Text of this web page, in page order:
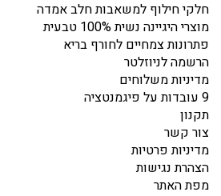
חלקי חילוף למשאבות חלב אמדה
מוצרי היגיינה נשית 100% טבעית
פתרונות צמחיים לחורף בריא
הרשמה לניוזלטר
מדיניות משלוחים
9 עובדות על פיגמנטציה
תקנון
צור קשר
מדיניות פרטיות
הצהרת נגישות
מפת האתר